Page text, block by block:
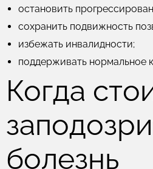
остановить
сохранить подвижность
избежать инвалидности;
поддерживать нормальное
Когда
болезнь